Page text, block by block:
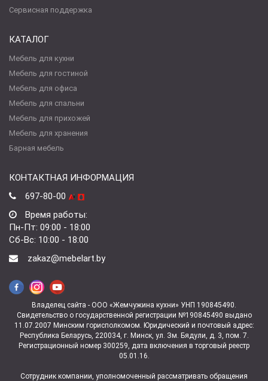
Сервисная поддержка
КАТАЛОГ
Мебель для кухни
Мебель для гостиной
Мебель для офиса
Мебель для спальни
Мебель для прихожей
Мебель для хранения
Барная мебель
КОНТАКТНАЯ ИНФОРМАЦИЯ
697-80-00
Время работы:
Пн-Пт: 09:00 - 18:00
Сб-Вс: 10:00 - 18:00
zakaz@mebelart.by
Владелец сайта - ООО «Жемчужина кухни» УНП 190845490.
Свидетельство о государственной регистрации №190845490 выдано
11.07.2007 Минским горисполкомом. Юридический и почтовый адрес:
Республика Беларусь, 220034, г. Минск, ул. Зм. Бядули, д. 3, пом. 7.
Регистрационный номер 300259, дата включения в торговый реестр
05.01.16.
Сотрудник компании, уполномоченный рассматривать обращения